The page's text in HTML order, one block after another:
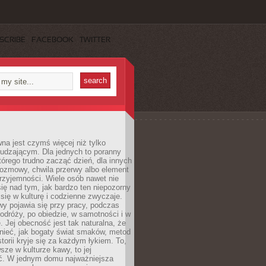
FACEBOOK TWITTER
jest czymś więcej niż tylko
Dla jednych to poranny
trudno zacząć dzień, dla innych
chwila przerwy albo element
Wiele osób nawet nie
nad tym, jak bardzo ten niepozorny
się w kulturę i codzienne zwyczaje.
pojawia się przy pracy, podczas
po obiedzie, w samotności i w
Jej obecność jest tak naturalna, że
jak bogaty świat smaków, metod
kryje się za każdym łykiem. To,
w kulturze kawy, to jej
W jednym domu najważniejsza